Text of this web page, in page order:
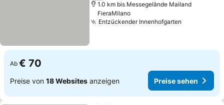
1.0 km bis Messegelände Mailand
FieraMilano
Entzückender Innenhofgarten
Ab € 70
Preise von 18 Websites anzeigen Preise sehen